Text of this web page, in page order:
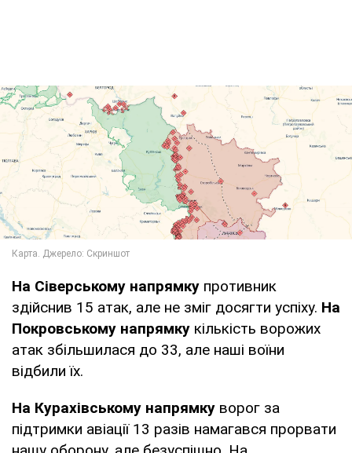
На Сіверському напрямку противник
здійснив 15 атак, але не зміг досягти успіху. На
Покровському напрямку кількість ворожих
атак збільшилася до 33, але наші воїни
відбили їх.
На Курахівському напрямку ворог за
підтримки авіації 13 разів намагався прорвати